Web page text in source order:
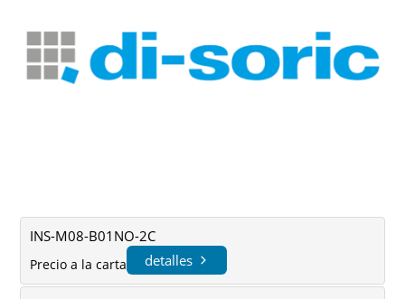
INS-M08-B01NO-2C
Precio a la carta detalles